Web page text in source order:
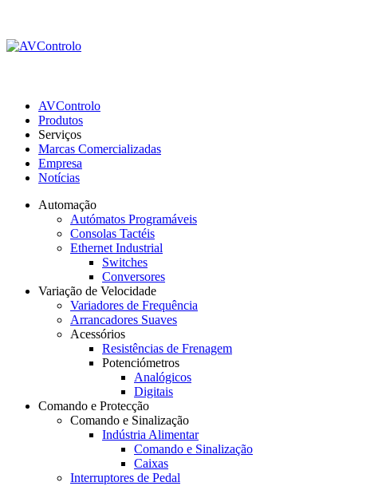
AVControlo
Produtos
Serviços
Marcas Comercializadas
Empresa
Notícias
Automação
Autómatos Programáveis
Consolas Tactéis
Ethernet Industrial
Switches
Conversores
Variação de Velocidade
Variadores de Frequência
Arrancadores Suaves
Acessórios
Resistências de Frenagem
Potenciómetros
Analógicos
Digitais
Comando e Protecção
Comando e Sinalização
Indústria Alimentar
Comando e Sinalização
Caixas
Interruptores de Pedal